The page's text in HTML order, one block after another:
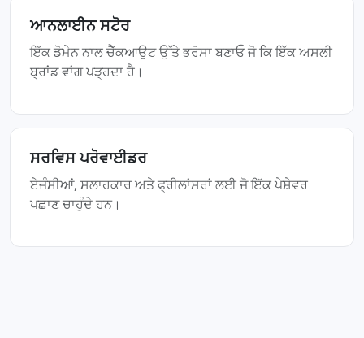
ਆਨਲਾਈਨ ਸਟੋਰ
ਇੱਕ ਡੋਮੇਨ ਨਾਲ ਚੈੱਕਆਉਟ ਉੱਤੇ ਭਰੋਸਾ ਬਣਾਓ ਜੋ ਕਿ ਇੱਕ ਅਸਲੀ
ਬ੍ਰਾਂਡ ਵਾਂਗ ਪੜ੍ਹਦਾ ਹੈ।
ਸਰਵਿਸ ਪਰੋਵਾਈਡਰ
ਏਜੰਸੀਆਂ, ਸਲਾਹਕਾਰ ਅਤੇ ਫ੍ਰੀਲਾਂਸਰਾਂ ਲਈ ਜੋ ਇੱਕ ਪੇਸ਼ੇਵਰ
ਪਛਾਣ ਚਾਹੁੰਦੇ ਹਨ।